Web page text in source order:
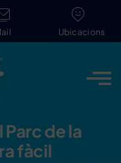
Ubicacions
Parc de la
fàcil